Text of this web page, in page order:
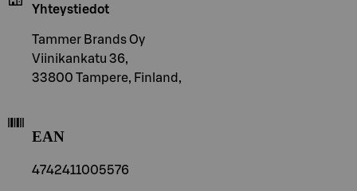
Yhteystiedot
Tammer Brands Oy
Viinikankatu 36,
33800 Tampere, Finland,
EAN
4742411005576